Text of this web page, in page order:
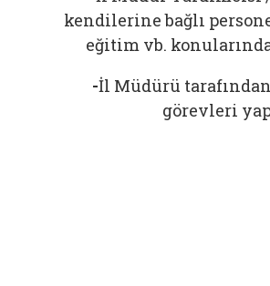
kendilerine bağlı
eğitim vb.
-İl Müdürü
görevleri